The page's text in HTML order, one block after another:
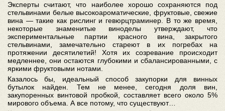
Эксперты считают, что наиболее хорошо сохраняются под
стельвинами белые высокоароматические, фруктовые, свежие
вина — такие как рислинг и гевюрцтраминер. В то же время,
некоторые знаменитые виноделы утверждают, что
экспериментальные партии красного вина, закрытого
стельвинами, замечательно стареют в их погребах на
протяжении десятилетий! Хотя их созревание происходит
медленнее, они остаются глубокими и сбалансированными, с
яркими фруктовыми нотами.
Казалось бы, идеальный способ закупорки для винных
бутылок найден. Тем не менее, сегодня доля вин,
закупоренных винтовой пробкой, составляет всего около 5%
мирового объема. А все потому, что существуют…